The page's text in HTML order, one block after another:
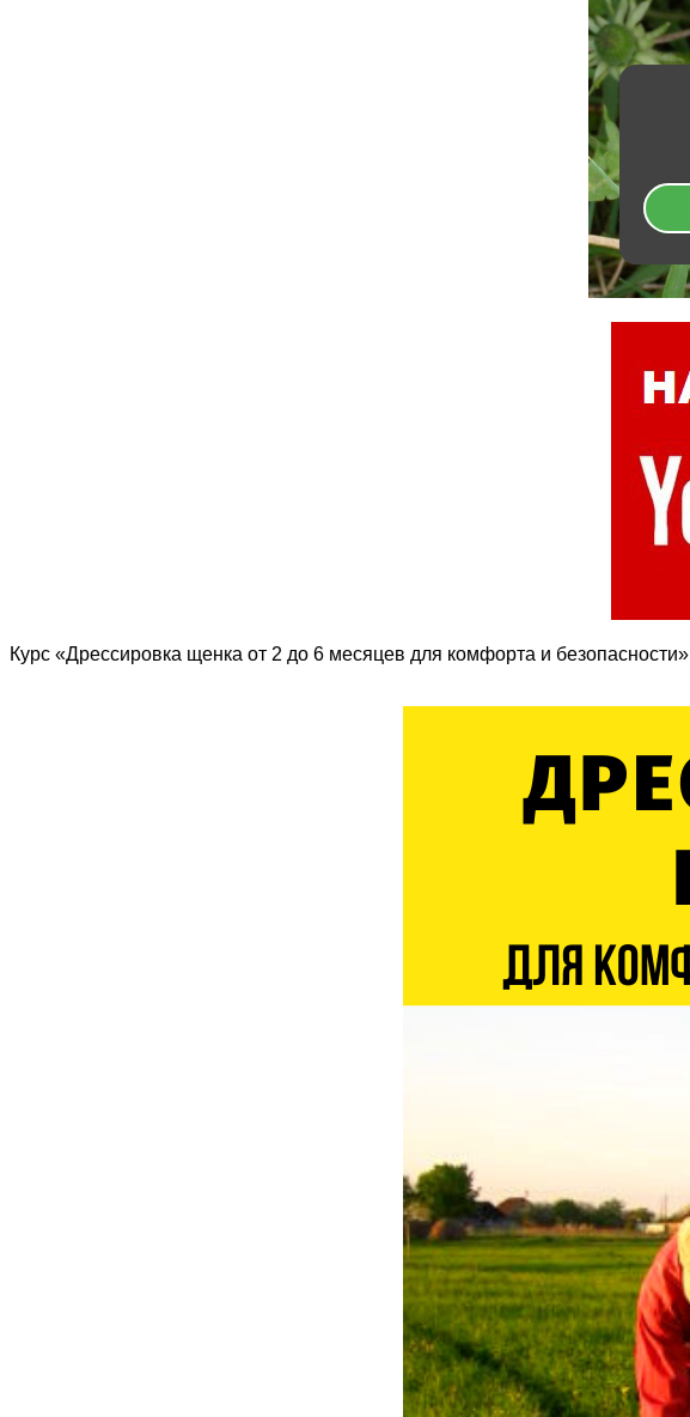
Курс «Дрессировка щенка от 2 до 6 месяцев для комфорта и безопасности»